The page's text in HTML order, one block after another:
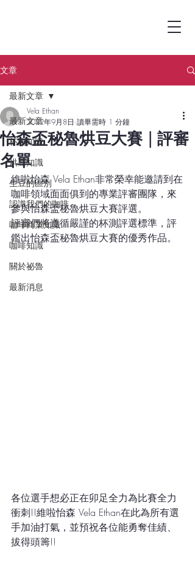
文章
最新文章
杯測知識
烘豆知識
生豆的區別
認識我們的咖啡
咖啡商業知識
咖啡知識
關於祕魯
最新消息
最新文章
怡森盃秘魯烘豆大賽 | 評審
名單
Vela Ethan
2022年9月8日 讀畢需時 1 分鐘
維啦怡森 Vela Ethan非常榮幸能邀請到在
咖啡領域面面俱到的專業評審團隊，來
參與怡森盃秘魯烘豆大賽評選。
評審們將遵循嚴謹的杯測評選標準，評
鑑出怡森盃秘魯烘豆大賽的優秀作品。
各位選手想必正在卯足全力為比賽全力
衝刺!!維啦怡森 Vela Ethan在此為所有選
手加油打氣，並預祝各位能勇奪佳績、
拔得頭籌!!